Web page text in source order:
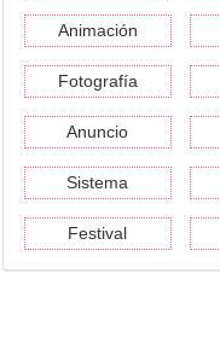
Animación
Fotografía
Anuncio
Sistema
Festival